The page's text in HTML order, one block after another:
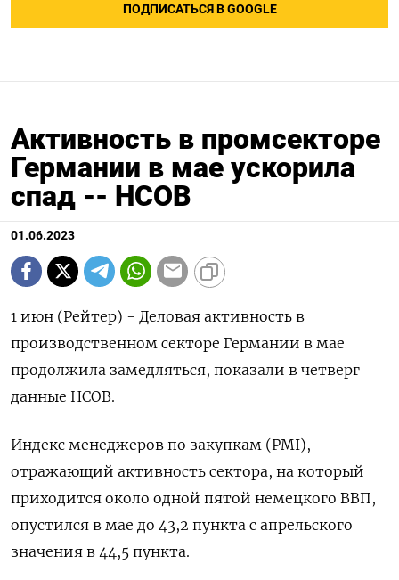
ПОДПИСАТЬСЯ В GOOGLE
Активность в промсекторе
Германии в мае ускорила
спад -- HCOB
01.06.2023
1 июн (Рейтер) - Деловая активность в
производственном секторе Германии в мае
продолжила замедляться, показали в четверг
данные HCOB.
Индекс менеджеров по закупкам (PMI),
отражающий активность сектора, на который
приходится около одной пятой немецкого ВВП,
опустился в мае до 43,2 пункта с апрельского
значения в 44,5 пункта.